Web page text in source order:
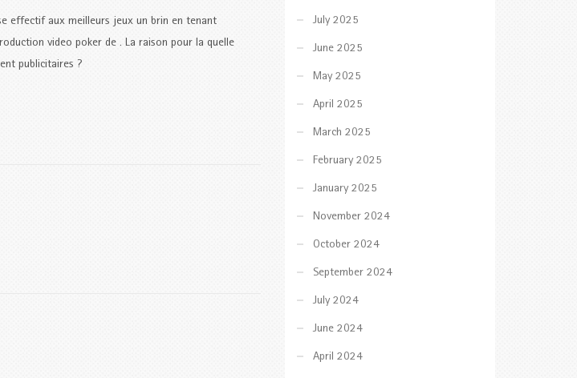
effectif aux meilleurs jeux un brin en tenant
video poker de . La raison pour la quelle
publicitaires ?
July 2025
June 2025
May 2025
April 2025
March 2025
February 2025
January 2025
November 2024
October 2024
September 2024
July 2024
June 2024
April 2024